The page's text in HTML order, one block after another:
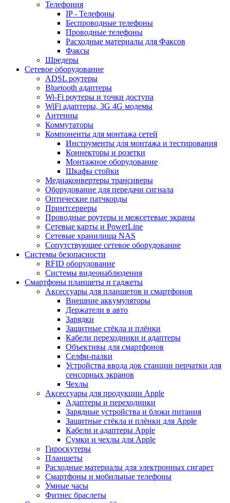
Телефония
IP - Телефоны
Беспроводные телефоны
Проводные телефоны
Расходные материалы для Факсов
Факсы
Шредеры
Сетевое оборудование
ADSL роутеры
Bluetooth адаптеры
Wi-Fi роутеры и точки доступа
WiFi адаптеры, 3G 4G модемы
Антенны
Коммутаторы
Компоненты для монтажа сетей
Инструменты для монтажа и тестирования
Коннекторы и розетки
Монтажное оборудование
Шкафы стойки
Медиаконвертеры трансиверы
Оборудование для передачи сигнала
Оптические патчкорды
Принтсерверы
Проводные роутеры и межсетевые экраны
Сетевые карты и PowerLine
Сетевые хранилища NAS
Сопутствующее сетевое оборудование
Системы безопасности
RFID оборудование
Системы видеонаблюдения
Смартфоны планшеты и гаджеты
Аксессуары для планшетов и смартфонов
Внешние аккумуляторы
Держатели в авто
Зарядки
Защитные стёкла и плёнки
Кабели переходники и адаптеры
Объективы для смартфонов
Селфи-палки
Устройства ввода док станции перчатки для
сенсорных экранов
Чехлы
Аксессуары для продукции Apple
Адаптеры и переходники
Зарядные устройства и блоки питания
Защитные стёкла и плёнки для Apple
Кабели и адаптеры Apple
Сумки и чехлы для Apple
Гироскутеры
Планшеты
Расходные материалы для электронных сигарет
Смартфоны и мобильные телефоны
Умные часы
Фитнес браслеты